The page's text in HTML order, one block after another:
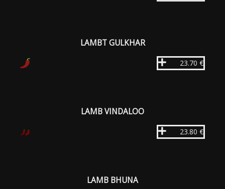
LAMBT GULKHAR
23.70 €
LAMB VINDALOO
23.80 €
LAMB BHUNA